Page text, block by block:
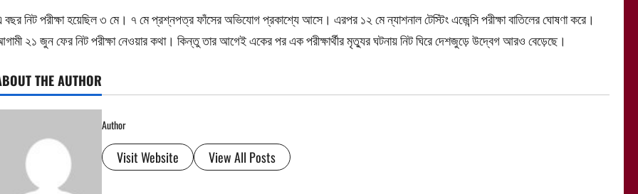
নিট পরীক্ষা হয়েছিল ৩ মে। ৭ মে প্রশ্নপত্র ফাঁসের অভিযোগ প্রকাশ্যে আসে। এরপর ১২ মে ন্যাশনাল টেস্টিং এজেন্সি পরীক্ষা বাতিলের ঘোষণা করে।
২১ জুন ফের নিট পরীক্ষা নেওয়ার কথা। কিন্তু তার আগেই একের পর এক পরীক্ষার্থীর মৃত্যুর ঘটনায় নিট ঘিরে দেশজুড়ে উদ্বেগ আরও বেড়েছে।
THE AUTHOR
Author
Visit Website View All Posts